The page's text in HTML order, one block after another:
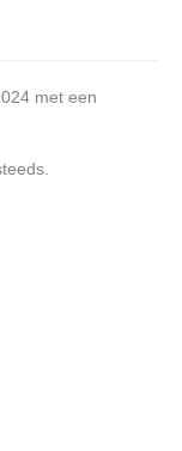
met een